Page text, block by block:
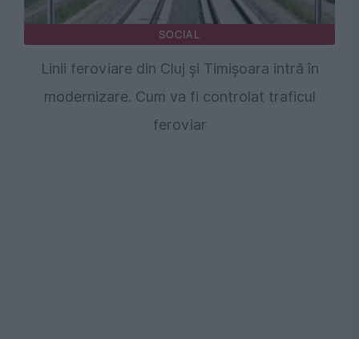
SOCIAL
Linii feroviare din Cluj și Timișoara intră în
modernizare. Cum va fi controlat traficul
feroviar